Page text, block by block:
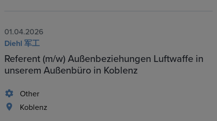
01.04.2026
Diehl 军工
Referent (m/w) Außenbeziehungen Luftwaffe in
unserem Außenbüro in Koblenz
Other
Koblenz